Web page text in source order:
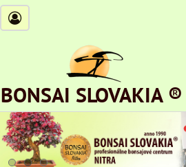
BONSAI SLOVAKIA ®